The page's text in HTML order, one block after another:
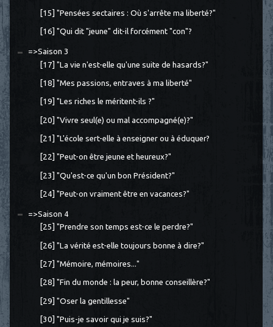
[15] "Pensées sectaires : Où s'arrête ma liberté?"
[16] "Qui dit "jeune" dit-il forcément "con"?
=>Saison 3
[17] "La vie n'est-elle qu'une suite de hasards?"
[18] "Mes passions, entraves à ma liberté"
[19] "Les riches le méritent-ils ?"
[20] "Vivre seul(e) ou mal accompagné(e)?"
[21] "L'école sert-elle à enseigner ou à éduquer?
[22] "Peut-on être jeune et heureux?"
[23] "Qu'est-ce qu'un bon Président?"
[24] "Peut-on vraiment être en vacances?"
=>Saison 4
[25] "Prendre son temps est-ce le perdre?"
[26] "La vérité est-elle toujours bonne à dire?"
[27] "Mémoire, mémoires..."
[28] "Fin du monde : la peur, bonne conseillère?"
[29] "Oser la gentillesse"
[30] "Puis-je savoir qui je suis?"